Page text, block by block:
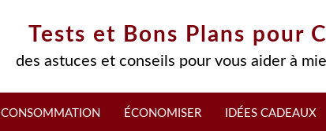
Tests et Bons Plans pour
des astuces et conseils pour vous aider à
CONSOMMATION ÉCONOMISER IDÉES CADEAUX